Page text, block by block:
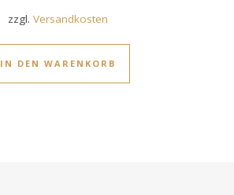
zzgl. Versandkosten
IN DEN WARENKORB